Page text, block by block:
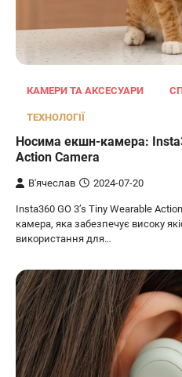
КАМЕРИ ТА АКСЕСУАРИ
ТЕХНОЛОГІЇ
Носима екшн-камера:
Action Camera
В'ячеслав 2024-07-20
Insta360 GO 3’s Tiny Wearable
камера, яка забезпечує високу
використання для…